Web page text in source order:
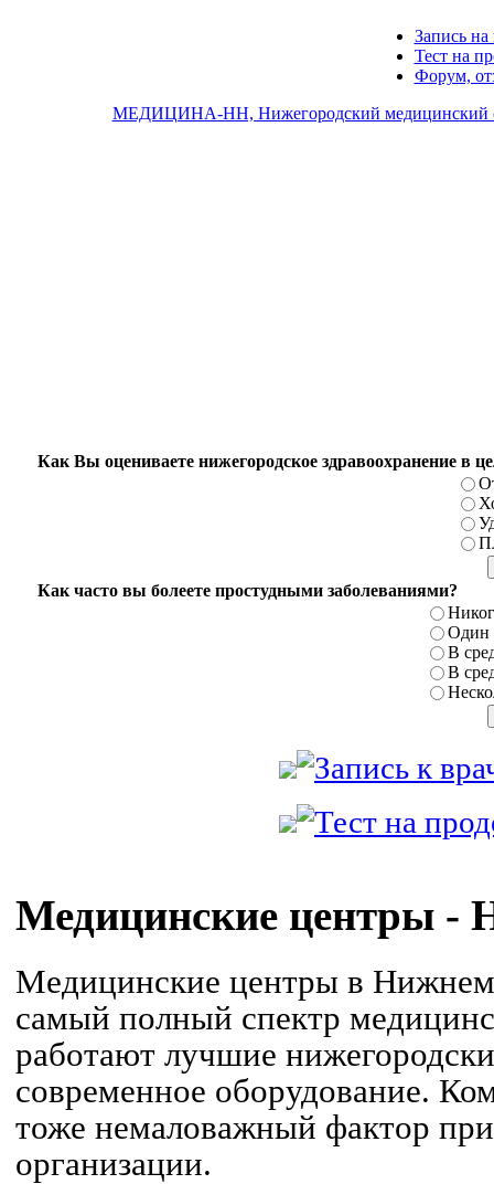
Запись на
Тест на
Форум,
МЕДИЦИНА-НН, Нижегородский медицинский
Как Вы оцениваете нижегородское здравоохранение в
Как часто вы болеете простудными заболеваниями?
Один
В
В
Медицинские центры -
Медицинские центры в
самый полный спектр
работают лучшие
современное оборудование.
тоже немаловажный фактор
организации.